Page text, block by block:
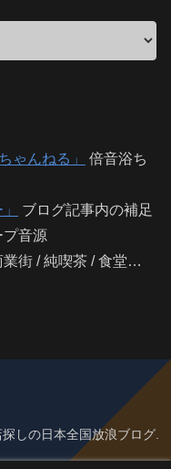
んねる」
倍音浴ち
ブログ記事内の補足
音源
業街 / 純喫茶 / 食堂…
しの日本全国放浪ブログ.